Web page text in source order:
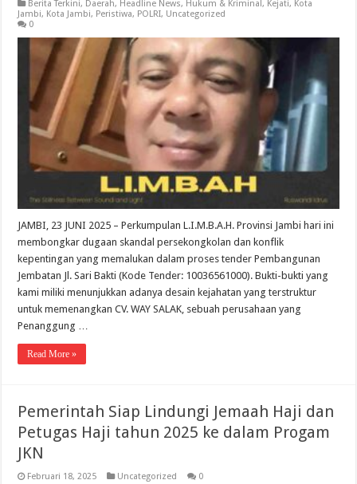
Berita Terkini, Daerah, Headline News, Hukum & Kriminal, Kejati, Kota
Jambi, Kota Jambi, Peristiwa, POLRI, Uncategorized
0
JAMBI, 23 JUNI 2025 – Perkumpulan L.I.M.B.A.H. Provinsi Jambi hari ini
membongkar dugaan skandal persekongkolan dan konflik
kepentingan yang memalukan dalam proses tender Pembangunan
Jembatan Jl. Sari Bakti (Kode Tender: 10036561000). Bukti-bukti yang
kami miliki menunjukkan adanya desain kejahatan yang terstruktur
untuk memenangkan CV. WAY SALAK, sebuah perusahaan yang
Penanggung …
Read More »
Pemerintah Siap Lindungi Jemaah Haji dan
Petugas Haji tahun 2025 ke dalam Progam
JKN
Februari 18, 2025 Uncategorized 0